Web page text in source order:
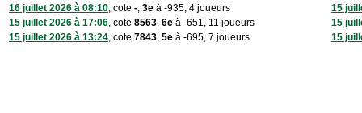
16 juillet 2026 à 08:10, cote -, 3e à -935, 4 joueurs
15
15 juillet 2026 à 17:06, cote 8563, 6e à -651, 11 joueurs
15
15 juillet 2026 à 13:24, cote 7843, 5e à -695, 7 joueurs 15